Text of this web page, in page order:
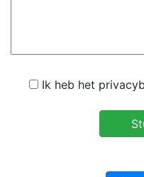
Ik heb het